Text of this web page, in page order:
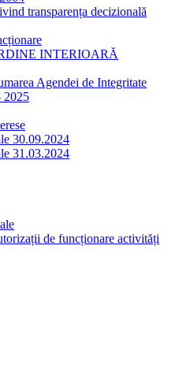
transparența decizională
INTERIOARĂ
Agendei de Integritate
2025
30.09.2024
31.03.2024
de funcționare activități